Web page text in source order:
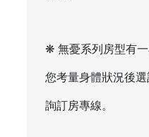
❋ 無憂系列房型有
您考量身體狀況後
詢訂房專線。